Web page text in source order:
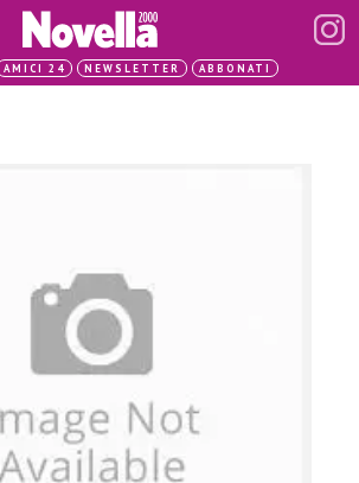
AMICI 24 NEWSLETTER ABBONATI